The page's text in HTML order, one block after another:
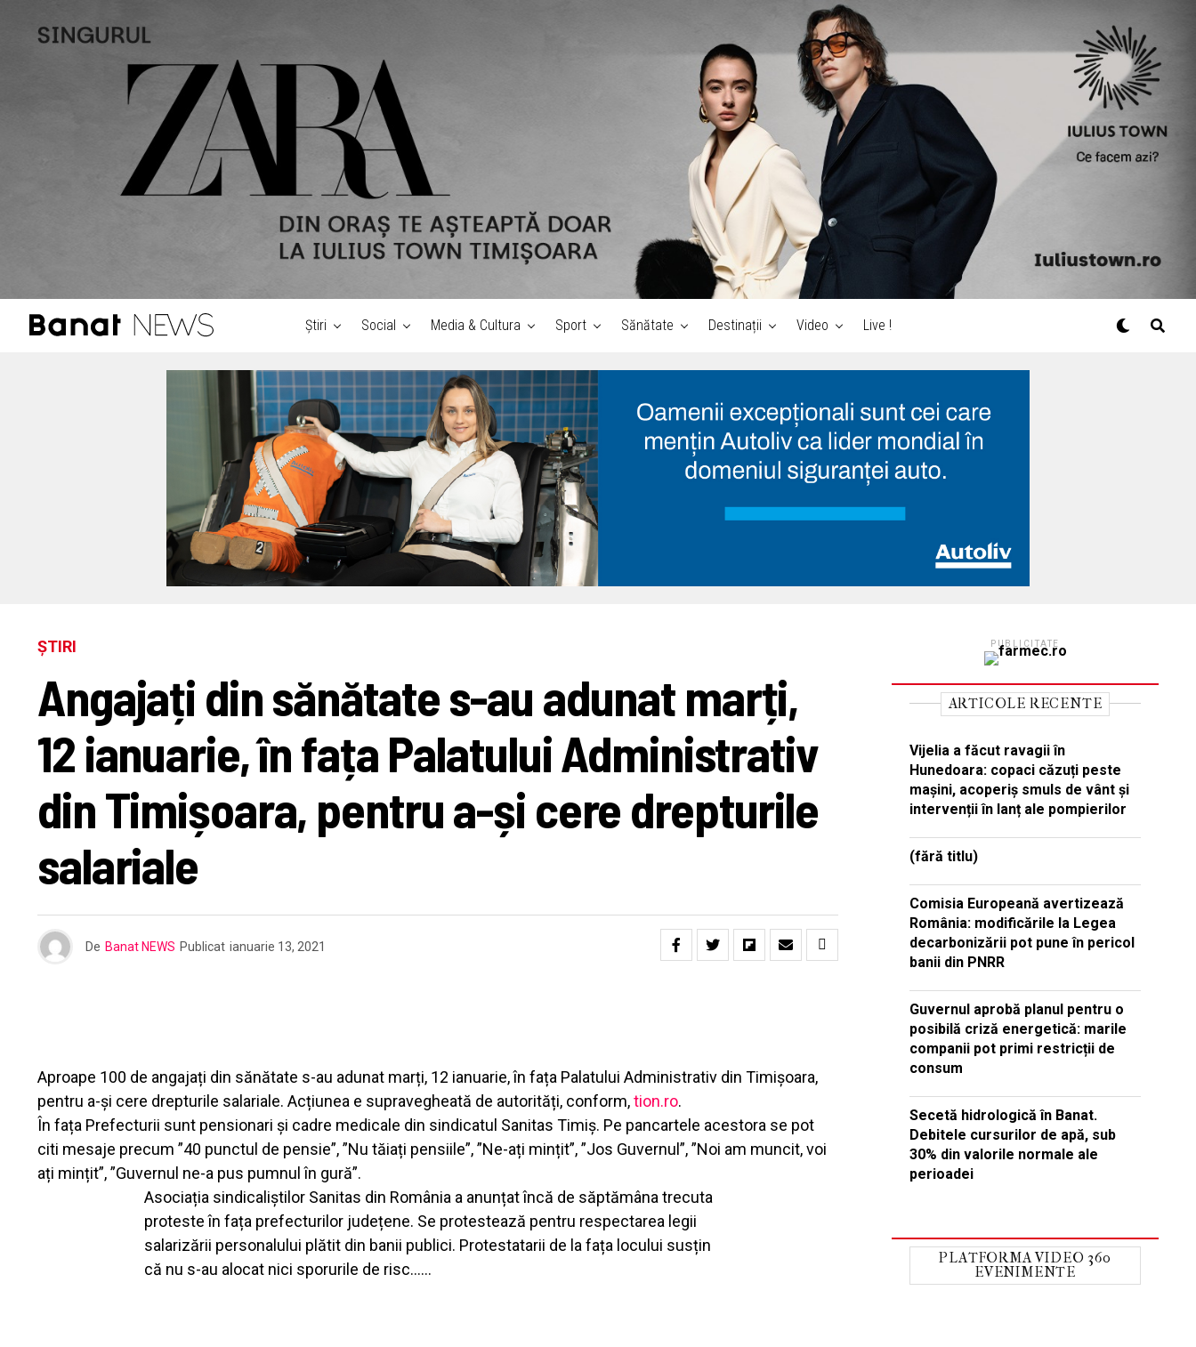
Știri Social Media & Cultura Sport Sănătate Destinații Video Live !
ȘTIRI
Angajați din sănătate s-au adunat marți,
12 ianuarie, în fața Palatului Administrativ
din Timișoara, pentru a-și cere drepturile
salariale
De Banat NEWS Publicat ianuarie 13, 2021
Aproape 100 de angajați din sănătate s-au adunat marți, 12 ianuarie, în fața Palatului Administrativ din Timișoara,
pentru a-și cere drepturile salariale. Acțiunea e supravegheată de autorități, conform,tion.ro.
În fața Prefecturii sunt pensionari și cadre medicale din sindicatul Sanitas Timiș. Pe pancartele acestora se pot
citi mesaje precum ”40 punctul de pensie”, ”Nu tăiați pensiile”, ”Ne-ați mințit”, ”Jos Guvernul”, ”Noi am muncit, voi
ați mințit”, ”Guvernul ne-a pus pumnul în gură”.
Asociația sindicaliștilor Sanitas din România a anunțat încă de săptămâna trecuta
proteste în fața prefecturilor județene. Se protestează pentru respectarea legii
salarizării personalului plătit din banii publici. Protestatarii de la fața locului susțin
că nu s-au alocat nici sporurile de risc……
PUBLICITATE
ARTICOLE RECENTE
Vijelia a făcut ravagii în
Hunedoara: copaci căzuți peste
mașini, acoperiș smuls de vânt și
intervenții în lanț ale pompierilor
(fără titlu)
Comisia Europeană avertizează
România: modificările la Legea
decarbonizării pot pune în pericol
banii din PNRR
Guvernul aprobă planul pentru o
posibilă criză energetică: marile
companii pot primi restricții de
consum
Secetă hidrologică în Banat.
Debitele cursurilor de apă, sub
30% din valorile normale ale
perioadei
PLATFORMA VIDEO 360
EVENIMENTE